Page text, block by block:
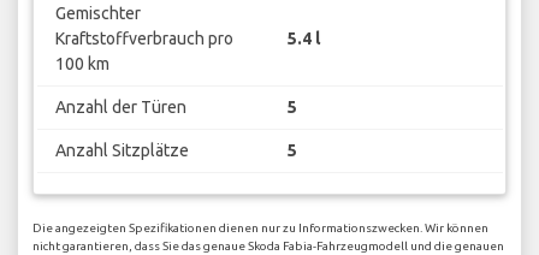
Gemischter
Kraftstoffverbrauch pro
100 km
5.4 l
Anzahl der Türen 5
Anzahl Sitzplätze 5
Die angezeigten Spezifikationen dienen nur zu Informationszwecken. Wir können
nicht garantieren, dass Sie das genaue Skoda Fabia-Fahrzeugmodell und die genauen